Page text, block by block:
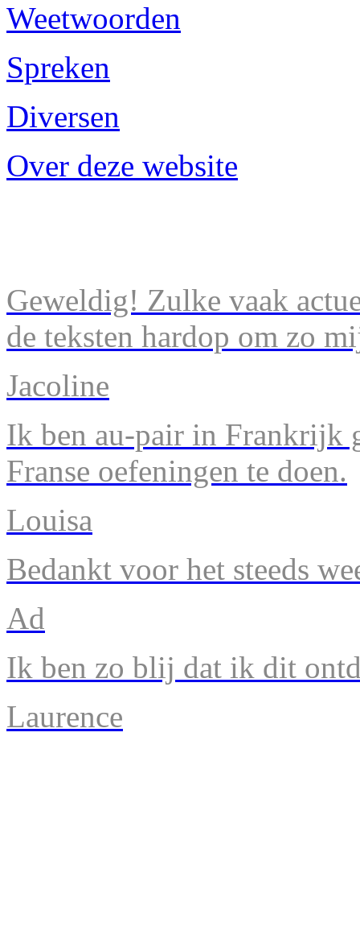
Weetwoorden
Spreken
Diversen
Over deze website
Geweldig! Zulke vaak
de teksten hardop om zo
Jacoline
Ik ben au-pair in Frankrijk
Franse oefeningen te doen.
Louisa
Bedankt voor het steeds
Ad
Ik ben zo blij dat ik dit
Laurence